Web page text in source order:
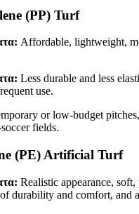
(PP) Turf
Affordable, lightweight,
Less durable and less
use.
or low-budget
fields.
(PE) Artificial Turf
Realistic appearance,
durability and comfort, and